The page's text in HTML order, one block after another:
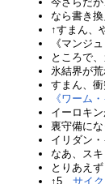
なら書き
↑すまん、
《マンジ
ところで
氷結界が
すまん、
《ワーム
イーロキ
裏守備に
イリダン
なあ、ス
とりあえず
↑5、サイ